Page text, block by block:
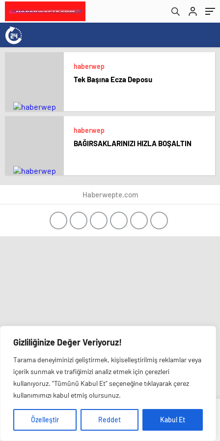
Gizliliğinize Değer Veriyoruz!
Tarama deneyiminizi geliştirmek, kişiselleştirilmiş reklamlar veya
içerik sunmak ve trafiğimizi analiz etmek için çerezleri
kullanıyoruz. "Tümünü Kabul Et" seçeneğine tıklayarak çerez
kullanımımızı kabul etmiş olursunuz.
Özelleştir Reddet Kabul Et
haberwep
Tek Başına Ecza Deposu
haberwep
BAĞIRSAKLARINIZI HIZLA BOŞALTIN
Haberwepte.com
Veri politikasındaki amaçlarla sınırlı ve mevzuata uygun şekilde
çerez konumlandırmaktayız. Detaylar için
veri politikamızı
inceleyebilirsiniz.